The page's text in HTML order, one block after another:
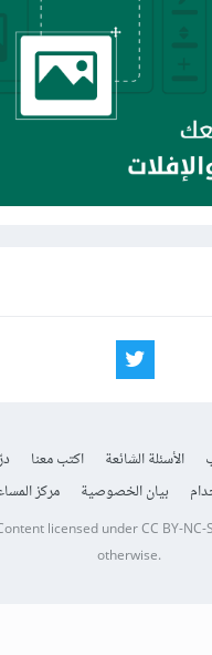
الأسئلة الشائعة اكتب معنا
بيان الخصوصية مركز
licensed underCC BY-NC-
otherwise.